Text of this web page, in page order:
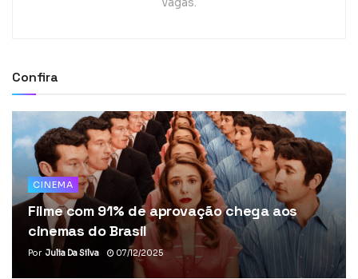
Confira
CINEMA
Filme com 91% de aprovação chega aos
cinemas do Brasil
Por Julia Da Silva 07/12/2025